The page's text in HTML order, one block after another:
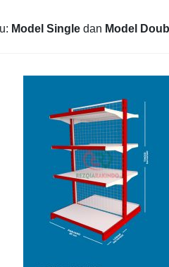
Model Single dan Model